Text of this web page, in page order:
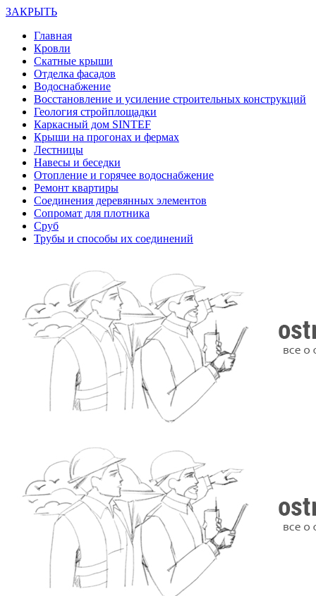
ЗАКРЫТЬ
Главная
Кровли
Скатные крыши
Отделка фасадов
Водоснабжение
Восстановление и усиление строительных конструкций
Геология стройплощадки
Каркасный дом SINTEF
Крыши на прогонах и фермах
Лестницы
Навесы и беседки
Отопление и горячее водоснабжение
Ремонт квартиры
Соединения деревянных элементов
Сопромат для плотника
Сруб
Трубы и способы их соединений